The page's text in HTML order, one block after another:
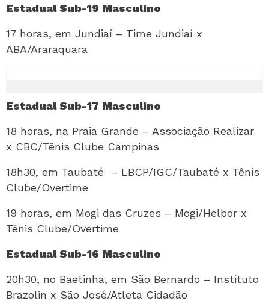
Estadual Sub-19 Masculino
17 horas, em Jundiaí – Time Jundiaí x
ABA/Araraquara
Estadual Sub-17 Masculino
18 horas, na Praia Grande – Associação Realizar
x CBC/Tênis Clube Campinas
18h30, em Taubaté
– LBCP/IGC/Taubaté x Tênis
Clube/Overtime
19 horas, em Mogi das Cruzes – Mogi/Helbor x
Tênis Clube/Overtime
Estadual Sub-16 Masculino
20h30, no Baetinha, em São Bernardo – Instituto
Brazolin x São José/Atleta Cidadão